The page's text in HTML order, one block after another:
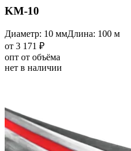
KM-10
Диаметр: 10 ммДлина: 100 м
от 3 171 ₽
опт от объёма
нет в наличии